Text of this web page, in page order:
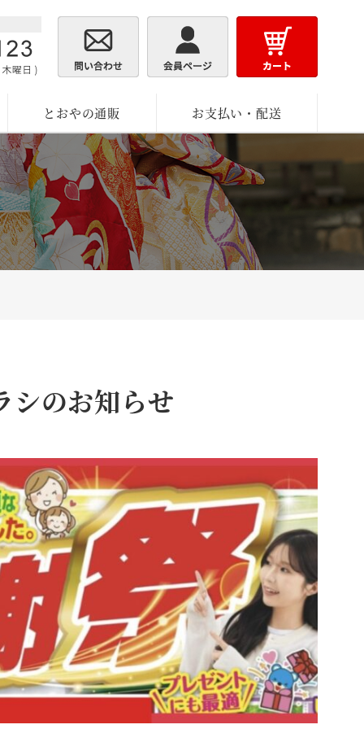
とおやの通販 お支払い・配送
シのお知らせ